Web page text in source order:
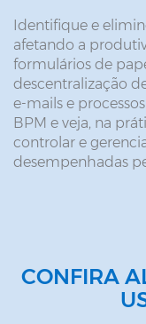
Identifique e
afetando a
formulários de
descentralização
e-mails e
BPM e veja, na
controlar e
desempenhadas
CONFIRA